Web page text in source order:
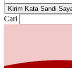
Cari